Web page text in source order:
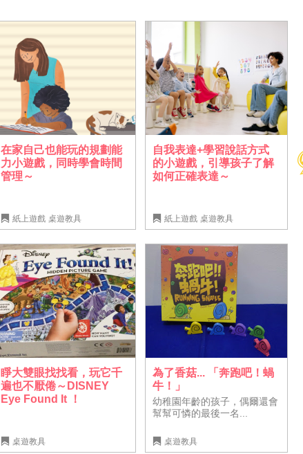
在家自己也能玩的規劃能
力小遊戲，同時學會時間
管理～
紙上遊戲 桌遊教具
自我表達+學習說話方式
的小遊戲，引導孩子了解
如何正確表達～
紙上遊戲 桌遊教具
睜大雙眼找找看，玩它千
遍也不厭倦～DISNEY
Eye Found It ！
桌遊教具
為了香菇... 「奔跑吧！蝸
牛！」
幼稚園年齡的孩子，偶爾還會
幫幫可憐的最後一名...
桌遊教具